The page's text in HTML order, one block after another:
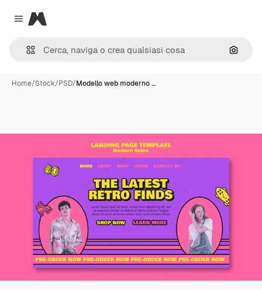
Close menu
Magnific
Cerca
Home/Stock/PSD/Modello web moderno …